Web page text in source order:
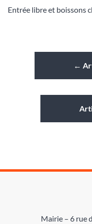
Entrée libre et boissons
←
Mairie – 6 rue